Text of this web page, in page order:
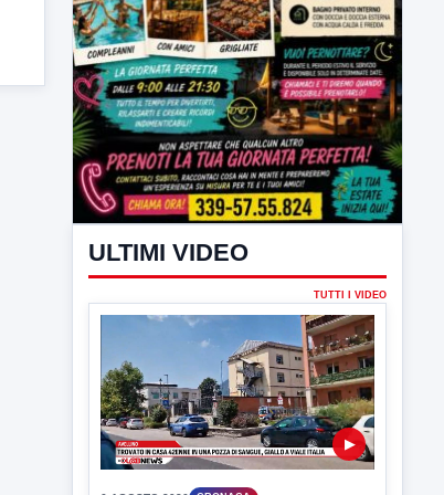
ULTIMI VIDEO
TUTTI I VIDEO
▶
Trovato in casa 42enne in una
pozza di sangue, giallo a viale Italia
Ritrovato senza vita il corpo di un 42enne
in un...